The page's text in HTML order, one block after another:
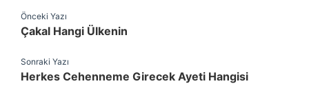
Önceki Yazı
Çakal Hangi Ülkenin
Sonraki Yazı
Herkes Cehenneme Girecek Ayeti Hangisi